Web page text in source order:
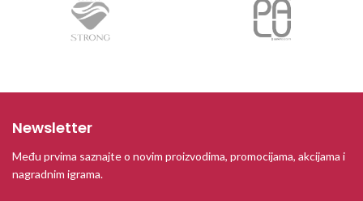
Newsletter
Među prvima saznajte o novim proizvodima, promocijama, akcijama i
nagradnim igrama.